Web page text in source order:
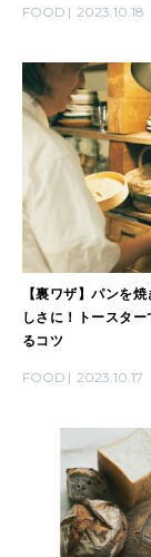
FOOD 2023.10.18
【裏ワザ】パンを
しさに！トースタ
るコツ
FOOD 2023.10.17